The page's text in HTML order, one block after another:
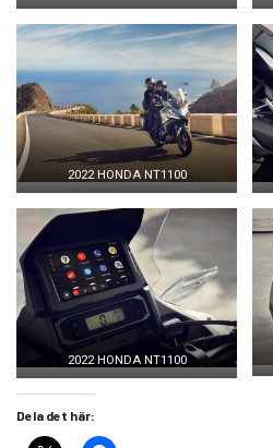
2022 HONDA NT1100
2022 HONDA NT1100
Dela det här: